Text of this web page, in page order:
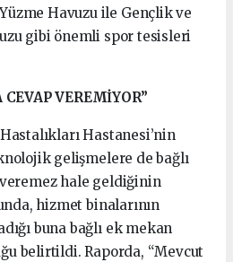
Havuzu ile Gençlik ve
gibi önemli spor tesisleri
VEREMİYOR”
Hastanesi’nin
gelişmelere de bağlı
hale geldiğinin
hizmet binalarının
buna bağlı ek mekan
belirtildi. Raporda, “Mevcut